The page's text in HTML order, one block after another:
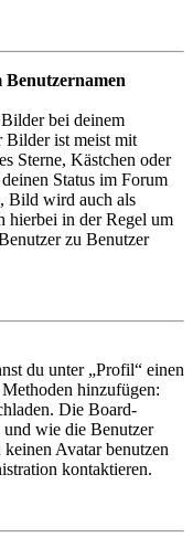
Benutzernamen
bei deinem
Bilder ist meist mit
Sterne, Kästchen oder
Status im Forum
Bild wird auch als
hierbei in der Regel um
zu Benutzer
du unter „Profil“ einen
hinzufügen:
Die Board-
wie die Benutzer
Avatar benutzen
kontaktieren.